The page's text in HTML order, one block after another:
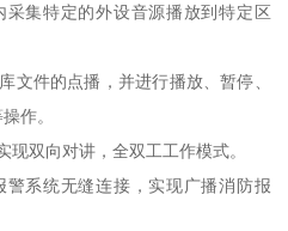
集特定的外设音源播放到特定区
文件的点播，并进行播放、暂停、
作。
双向对讲，全双工工作模式。
系统无缝连接，实现广播消防报